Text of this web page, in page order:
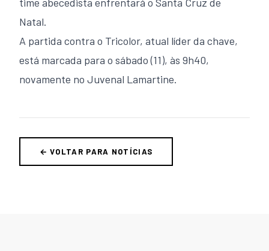
Natal.
A partida contra o Tricolor, atual líder da chave,
está marcada para o sábado (11), às 9h40,
novamente no Juvenal Lamartine.
← VOLTAR PARA NOTÍCIAS